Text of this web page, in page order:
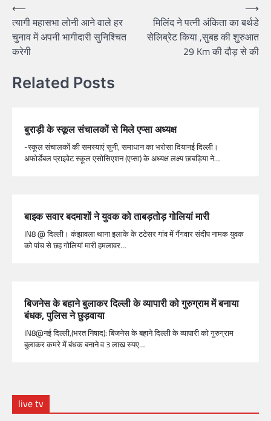
⟵
त्यागी महासभा लोनी आने वाले हर
चुनाव में अपनी भागीदारी सुनिश्चित
करेगी
मिलिंद ने पत्नी अंकिता का बर्थडे
सेलिब्रेट किया ,सुबह की शुरुआत
29 Km की दौड़ से की
⟶
Related Posts
बुराड़ी के स्कूल संचालकों से मिले एप्सा अध्यक्ष
-स्कूल संचालकों की समस्याएं सुनी, समाधान का भरोसा दियानई दिल्ली।
अफोर्डेबल प्राइवेट स्कूल एसोसिएशन (एप्सा) के अध्यक्ष लक्ष्य छाबड़िया ने…
बाइक सवार बदमाशों ने युवक को ताबड़तोड़ गोलियां मारी
IN8 @ दिल्ली। कंझावला थाना इलाके के टटेसर गांव में गैंगवार संदीप नामक युवक
को पांच से छह गोलियां मारी हमलावर…
बिजनेस के बहाने बुलाकर दिल्ली के व्यापारी को गुरुग्राम में बनाया
बंधक, पुलिस ने छुड़वाया
IN8@नई दिल्ली,(भरत निषाद): बिजनेस के बहाने दिल्ली के व्यापारी को गुरुग्राम
बुलाकर कमरे में बंधक बनाने व 3 लाख रुपए…
live tv